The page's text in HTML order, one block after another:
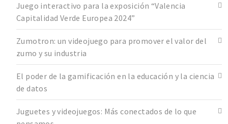
Juego interactivo para la exposición “Valencia
Capitalidad Verde Europea 2024”
Zumotron: un videojuego para promover el valor del
zumo y su industria
El poder de la gamificación en la educación y la ciencia
de datos
Juguetes y videojuegos: Más conectados de lo que